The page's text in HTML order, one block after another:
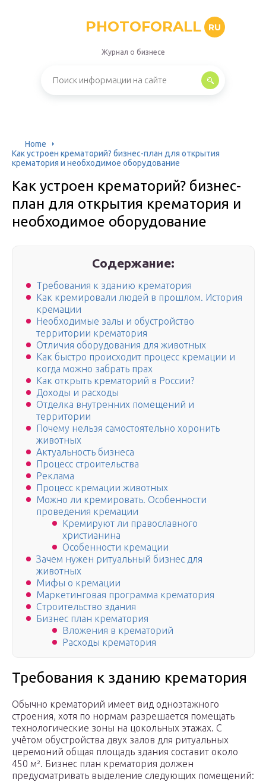
PHOTOFORALL RU
Журнал о бизнесе
Home
Как устроен крематорий? бизнес-план для открытия
крематория и необходимое оборудование
Как устроен крематорий? бизнес-
план для открытия крематория и
необходимое оборудование
Содержание:
Требования к зданию крематория
Как кремировали людей в прошлом. История
кремации
Необходимые залы и обустройство
территории крематория
Отличия оборудования для животных
Как быстро происходит процесс кремации и
когда можно забрать прах
Как открыть крематорий в России?
Доходы и расходы
Отделка внутренних помещений и
территории
Почему нельзя самостоятельно хоронить
животных
Актуальность бизнеса
Процесс строительства
Реклама
Процесс кремации животных
Можно ли кремировать. Особенности
проведения кремации
Кремируют ли православного
христианина
Особенности кремации
Зачем нужен ритуальный бизнес для
животных
Мифы о кремации
Маркетинговая программа крематория
Строительство здания
Бизнес план крематория
Вложения в крематорий
Расходы крематория
Требования к зданию крематория
Обычно крематорий имеет вид одноэтажного
строения, хотя по нормам разрешается помещать
технологические зоны на цокольных этажах. С
учётом обустройства двух залов для ритуальных
церемоний общая площадь здания составит около
450 м². Бизнес план крематория должен
предусматривать выделение следующих помещений: